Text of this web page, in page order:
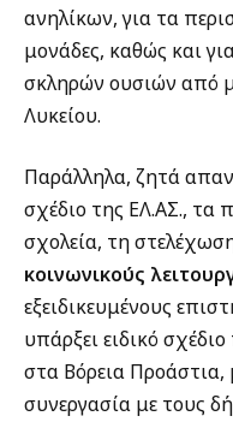
ανηλίκων, για τα
μονάδες, καθώς και
σκληρών ουσιών από
Λυκείου.
Παράλληλα, ζητά
σχέδιο της ΕΛ.ΑΣ.,
σχολεία, τη
κοινωνικούς
εξειδικευμένους
υπάρξει ειδικό
στα Βόρεια
συνεργασία με τους